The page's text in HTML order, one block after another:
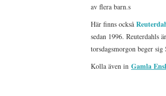
av flera barn.s
Här finns också
sedan 1996. Reuterdahls
torsdagsmorgon beger
Kolla även in Gamla